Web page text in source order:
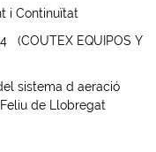
i Continuïtat
(COUTEX EQUIPOS Y
sistema d aeració
de Llobregat